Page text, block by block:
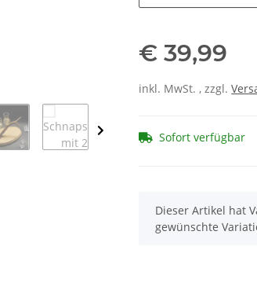
€ 39,99
inkl. MwSt. , zzgl.
Sofort verfügbar
x
Dieser Artikel hat
gewünschte